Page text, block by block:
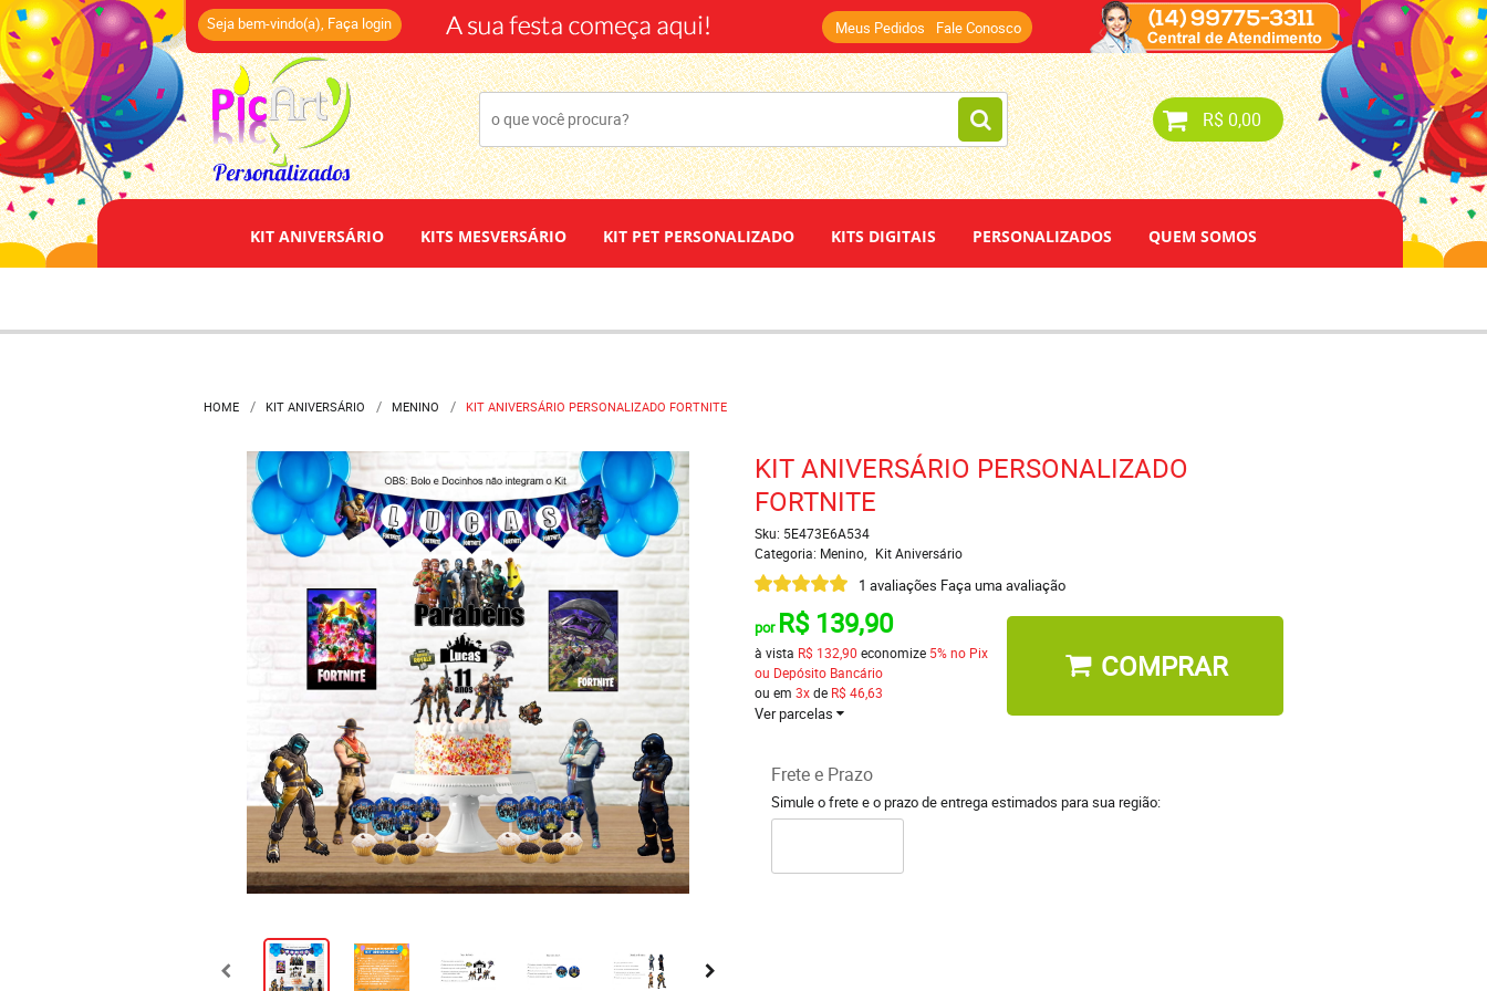
(14)
Seja bem-vindo(a), Faça login Meus Pedidos Fale Conosco
R$ 0,00
KIT ANIVERSÁRIO KITS MESVERSÁRIO KIT PET PERSONALIZADO KITS DIGITAIS PERSONALIZADOS QUEM SOMOS
HOME KIT ANIVERSÁRIO MENINO KIT ANIVERSÁRIO PERSONALIZADO FORTNITE
KIT ANIVERSÁRIO PERSONALIZADO
FORTNITE
Sku: 5E473E6A534
Categoria: Menino Kit Aniversário
1 avaliações Faça uma avaliação
por R$ 139,90
à vista R$ 132,90 economize 5% no Pix
ou Depósito Bancário
ou em 3xde R$ 46,63
Ver parcelas
COMPRAR
Frete e Prazo
Simule o frete e o prazo de entrega estimados para sua região: